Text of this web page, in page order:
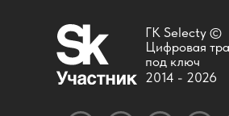
ГК Selecty ©
Цифровая
под ключ
2014 - 2026